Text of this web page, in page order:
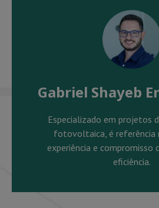
Gabriel Shayeb
Especializado em projetos
fotovoltaica, é referência
experiência e compromisso
eficiência.